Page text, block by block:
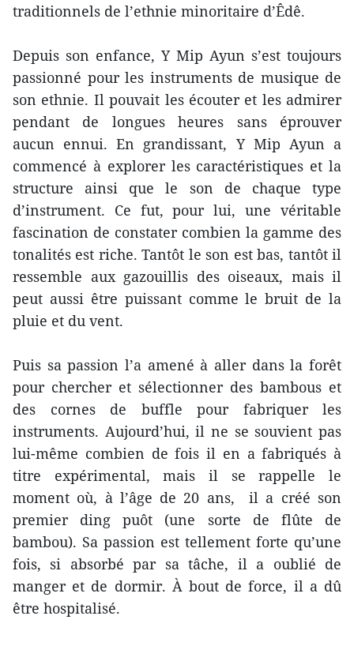
traditionnels de l’ethnie minoritaire d’Êdê.
Depuis son enfance, Y Mip Ayun s’est toujours
passionné pour les instruments de musique de
son ethnie. Il pouvait les écouter et les admirer
pendant de longues heures sans éprouver
aucun ennui. En grandissant, Y Mip Ayun a
commencé à explorer les caractéristiques et la
structure ainsi que le son de chaque type
d’instrument. Ce fut, pour lui, une véritable
fascination de constater combien la gamme des
tonalités est riche. Tantôt le son est bas, tantôt il
ressemble aux gazouillis des oiseaux, mais il
peut aussi être puissant comme le bruit de la
pluie et du vent.
Puis sa passion l’a amené à aller dans la forêt
pour chercher et sélectionner des bambous et
des cornes de buffle pour fabriquer les
instruments. Aujourd’hui, il ne se souvient pas
lui-même combien de fois il en a fabriqués à
titre expérimental, mais il se rappelle le
moment où, à l’âge de 20 ans, il a créé son
premier ding puôt (une sorte de flûte de
bambou). Sa passion est tellement forte qu’une
fois, si absorbé par sa tâche, il a oublié de
manger et de dormir. À bout de force, il a dû
être hospitalisé.